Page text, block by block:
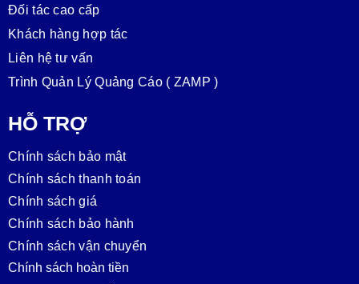
Đối tác cao cấp
Khách hàng hợp tác
Liên hệ tư vấn
Trình Quản Lý Quảng Cáo ( ZAMP )
HỖ TRỢ
Chính sách bảo mật
Chính sách thanh toán
Chính sách giá
Chính sách bảo hành
Chính sách vận chuyển
Chính sách hoàn tiền